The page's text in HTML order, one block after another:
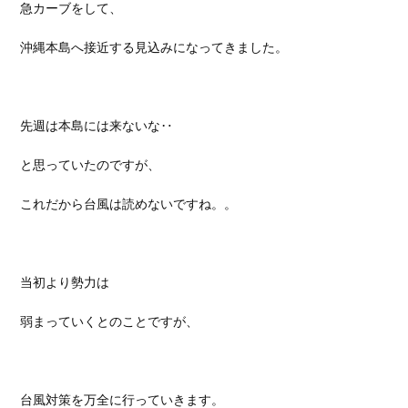
急カーブをして、
沖縄本島へ接近する見込みになってきました。
先週は本島には来ないな‥
と思っていたのですが、
これだから台風は読めないですね。。
当初より勢力は
弱まっていくとのことですが、
台風対策を万全に行っていきます。